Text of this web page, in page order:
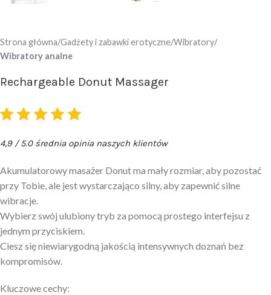
Strona główna Gadżety i zabawki erotyczne Wibratory
Wibratory analne
Rechargeable Donut Massager
4,9 / 5.0 średnia opinia naszych klientów
Akumulatorowy masażer Donut ma mały rozmiar, aby pozostać
przy Tobie, ale jest wystarczająco silny, aby zapewnić silne
wibracje.
Wybierz swój ulubiony tryb za pomocą prostego interfejsu z
jednym przyciskiem.
Ciesz się niewiarygodną jakością intensywnych doznań bez
kompromisów.
Kluczowe cechy: